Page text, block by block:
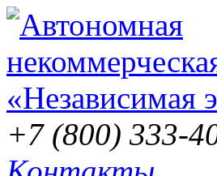
+7 (800) 333-